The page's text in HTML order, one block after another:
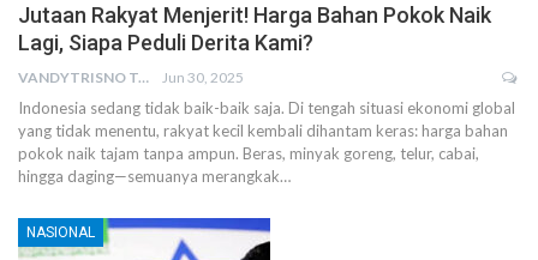
Jutaan Rakyat Menjerit! Harga Bahan Pokok Naik
Lagi, Siapa Peduli Derita Kami?
VANDYTRISNO TALUMEPA Jun 30, 2025
Indonesia sedang tidak baik-baik saja. Di tengah situasi ekonomi global
yang tidak menentu, rakyat kecil kembali dihantam keras: harga bahan
pokok naik tajam tanpa ampun. Beras, minyak goreng, telur, cabai,
hingga daging—semuanya merangkak…
NASIONAL